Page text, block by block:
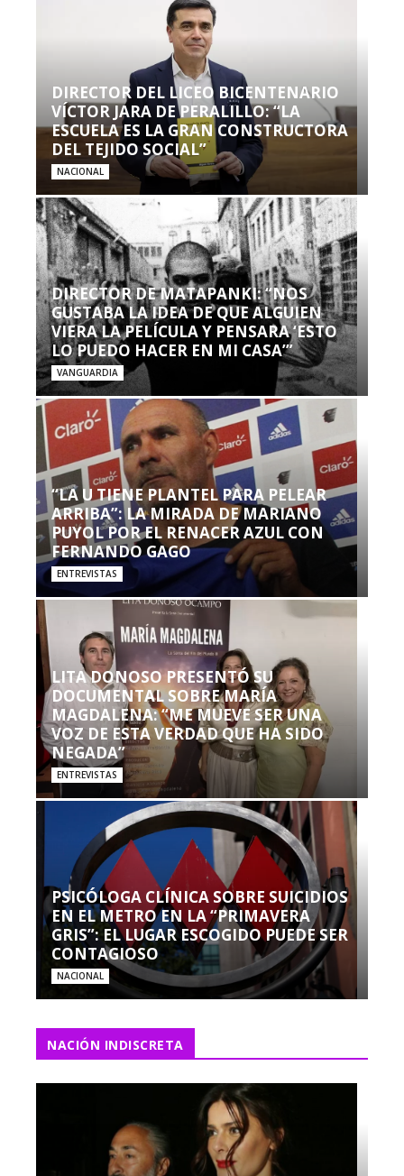
DIRECTOR DEL LICEO BICENTENARIO
VÍCTOR JARA DE PERALILLO: “LA
ESCUELA ES LA GRAN CONSTRUCTORA
DEL TEJIDO SOCIAL”
NACIONAL
DIRECTOR DE MATAPANKI: “NOS
GUSTABA LA IDEA DE QUE ALGUIEN
VIERA LA PELÍCULA Y PENSARA ‘ESTO
LO PUEDO HACER EN MI CASA’”
VANGUARDIA
“LA U TIENE PLANTEL PARA PELEAR
ARRIBA”: LA MIRADA DE MARIANO
PUYOL POR EL RENACER AZUL CON
FERNANDO GAGO
ENTREVISTAS
LITA DONOSO PRESENTÓ SU
DOCUMENTAL SOBRE MARÍA
MAGDALENA: “ME MUEVE SER UNA
VOZ DE ESTA VERDAD QUE HA SIDO
NEGADA”
ENTREVISTAS
PSICÓLOGA CLÍNICA SOBRE SUICIDIOS
EN EL METRO EN LA “PRIMAVERA
GRIS”: EL LUGAR ESCOGIDO PUEDE SER
CONTAGIOSO
NACIONAL
NACIÓN INDISCRETA